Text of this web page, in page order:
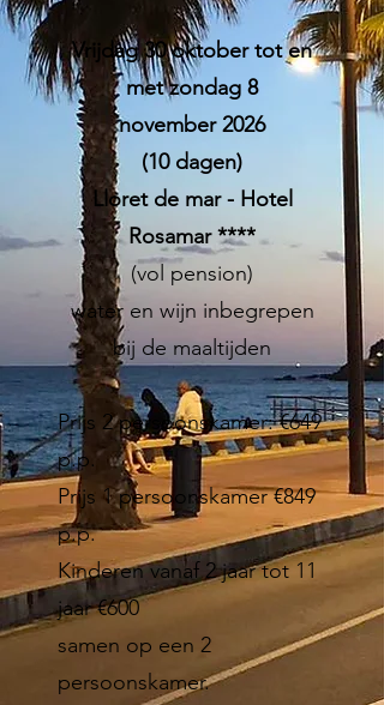
Vrijdag 30 oktober tot en
met zondag 8
november 2026
(10 dagen)
Lloret de mar - Hotel
Rosamar ****
(vol pension)
water en wijn inbegrepen
bij de maaltijden
Prijs 2 persoonskamer: €649
p.p.
Prijs 1 persoonskamer €849
p.p.
Kinderen vanaf 2 jaar tot 11
jaar €600
samen op een 2
persoonskamer.